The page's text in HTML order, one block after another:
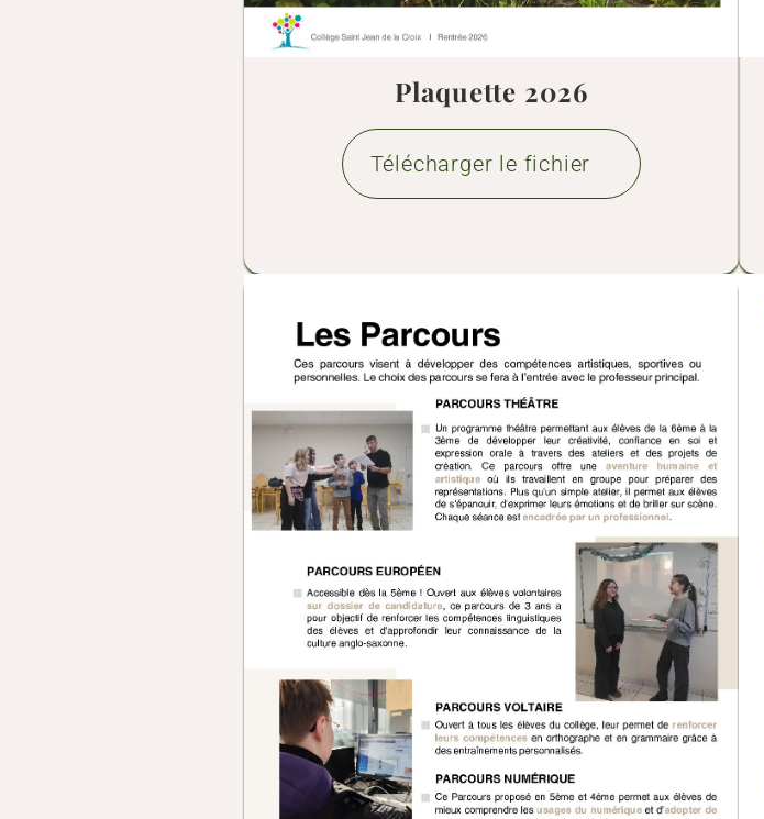
Plaquette 2026
Télécharger le fichier